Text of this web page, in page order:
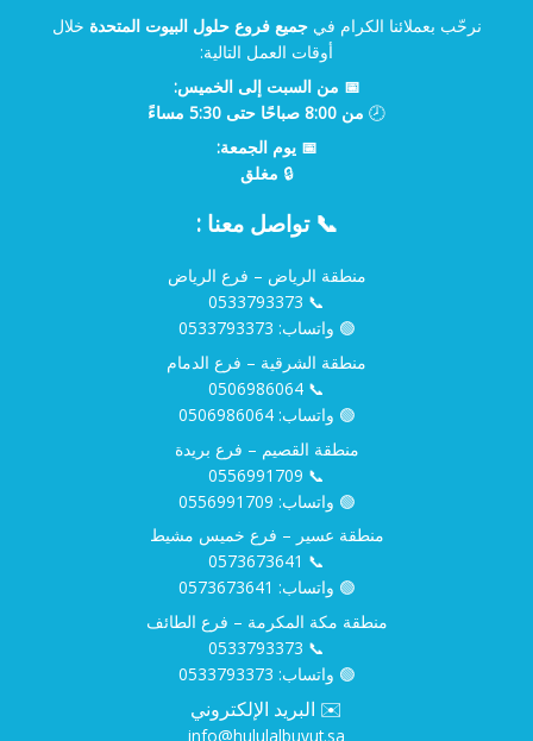
نرحّب بعملائنا الكرام فيجميع فروع حلول البيوت المتحدة خلال
أوقات العمل التالية:
📅 من السبت إلى الخميس:
🕗 من 8:00 صباحًا حتى 5:30 مساءً
📅 يوم الجمعة:
🔒 مغلق
📞 تواصل معنا :
منطقة الرياض – فرع الرياض
📞
0533793373
🟢 واتساب: 0533793373
منطقة الشرقية – فرع الدمام
📞
0506986064
🟢 واتساب:0506986064
منطقة القصيم – فرع بريدة
📞
🟢 واتساب: 0556991709
منطقة عسير – فرع خميس مشيط
📞
0573673641
🟢 واتساب: 0573673641
منطقة مكة المكرمة – فرع الطائف
📞
0533793373
🟢 واتساب: 0533793373
✉️ البريد الإلكتروني
info@hululalbuyut.sa